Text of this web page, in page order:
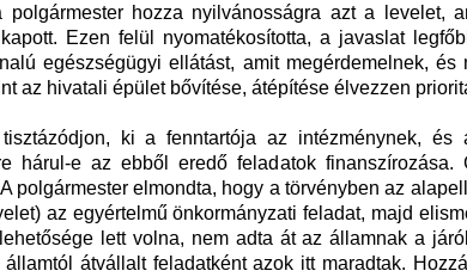
polgármester hozza nyilvánosságra azt a levelet,
Ezen felül nyomatékosította, a javaslat
egészségügyi ellátást, amit megérdemelnek, és
az hivatali épület bővítése, átépítése élvezzen
ki a fenntartója az intézménynek, és
hárul-e az ebből eredő feladatok finanszírozása.
polgármester elmondta, hogy a törvényben az
az egyértelmű önkormányzati feladat, majd
lett volna, nem adta át az államnak a
átvállalt feladatként azok itt maradtak.